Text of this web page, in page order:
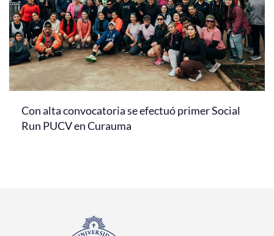
Con alta convocatoria se efectuó primer Social
Run PUCV en Curauma